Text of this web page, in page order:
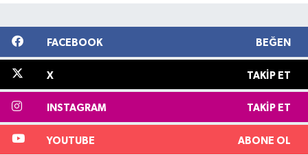
FACEBOOK BEĞEN
X TAKIP ET
INSTAGRAM TAKIP ET
YOUTUBE ABONE OL